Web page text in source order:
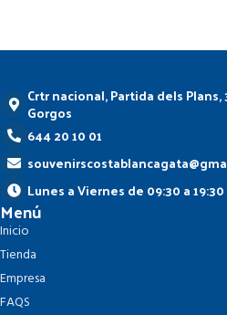
Crtr nacional, Partida dels Plans,
Gorgos
644 20 10 01
Lunes a Viernes de 09:30 a
Menú
Inicio
Tienda
Empresa
FAQS